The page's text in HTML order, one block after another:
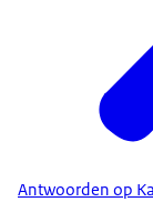
Antwoorden op